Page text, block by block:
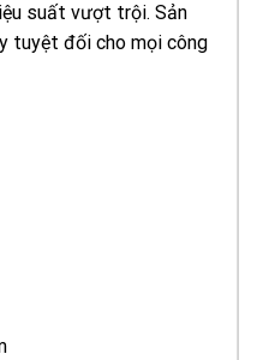
suất vượt trội. Sản
tuyệt đối cho mọi công